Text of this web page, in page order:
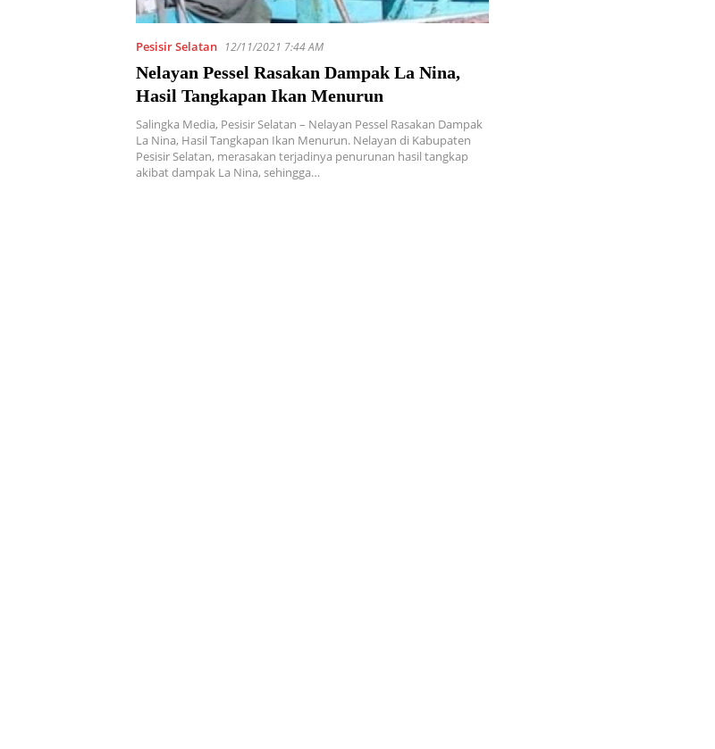
Pesisir Selatan 12/11/2021 7:44 AM
Nelayan Pessel Rasakan Dampak La Nina,
Hasil Tangkapan Ikan Menurun
Salingka Media, Pesisir Selatan – Nelayan Pessel Rasakan Dampak
La Nina, Hasil Tangkapan Ikan Menurun. Nelayan di Kabupaten
Pesisir Selatan, merasakan terjadinya penurunan hasil tangkap
akibat dampak La Nina, sehingga…